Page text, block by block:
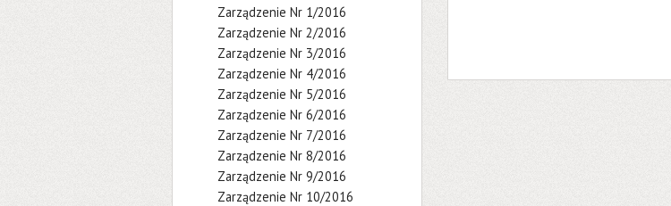
Zarządzenie Nr 1/2016
Zarządzenie Nr 2/2016
Zarządzenie Nr 3/2016
Zarządzenie Nr 4/2016
Zarządzenie Nr 5/2016
Zarządzenie Nr 6/2016
Zarządzenie Nr 7/2016
Zarządzenie Nr 8/2016
Zarządzenie Nr 9/2016
Zarządzenie Nr 10/2016